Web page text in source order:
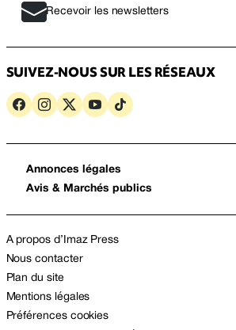
Recevoir les newsletters
SUIVEZ-NOUS SUR LES RÉSEAUX
Annonces légales
Avis & Marchés publics
A propos d’Imaz Press
Nous contacter
Plan du site
Mentions légales
Préférences cookies